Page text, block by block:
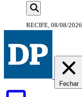
RECIFE, 08/08/2026
Fechar